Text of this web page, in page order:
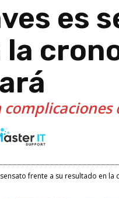
es
frente a su resultado en la